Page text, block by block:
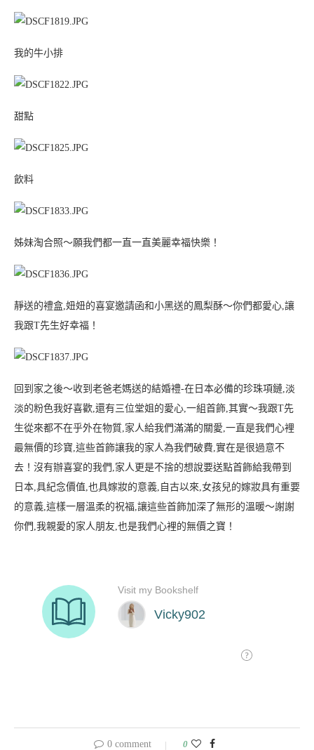
我的牛小排
甜點
飲料
姊妹淘合照～願我們都一直一直美麗幸福快樂！
靜送的禮盒,妞妞的喜宴邀請函和小黑送的鳳梨酥～你們都愛心,讓
我跟T先生好幸福！
回到家之後～收到老爸老媽送的結婚禮-在日本必備的珍珠項鏈,淡
淡的粉色我好喜歡,還有三位堂姐的愛心,一組首飾,其實～我跟T先
生從來都不在乎外在物質,家人給我們滿滿的關愛,一直是我們心裡
最無價的珍寶,這些首飾讓我的家人為我們破費,實在是很過意不
去！沒有辦喜宴的我們,家人更是不捨的想說要送點首飾給我帶到
日本,具紀念價值,也具嫁妝的意義,自古以來,女孩兒的嫁妝具有重要
的意義,這樣一層溫柔的祝福,讓這些首飾加深了無形的溫暖～謝謝
你們,我親愛的家人朋友,也是我們心裡的無價之寶！
0 comment 0